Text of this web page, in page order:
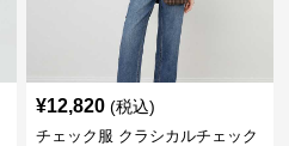
¥12,820 (税込)
チェック服 クラシカルチェック